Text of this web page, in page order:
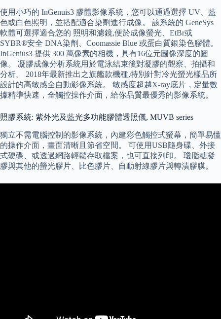
使用小巧的 InGenuis3 膠體影像系統，您可以通過選擇 UV、藍
色或白色照明，並搭配適合染劑進行成像。 該系統的 GeneSys
軟體可選擇適合您的 照明和濾鏡,便於成像螢光、EtBr或
SYBR®安全 DNA染劑、Coomassie Blue 或蛋白質銀染色膠體。
InGenius3 提供 300 萬像素的相機，具有16位元圖像深度的圖
像。 凝膠成像分析系統用於電泳結束後對凝膠的觀察、拍攝和
分析。 2018年最新推出之旗艦款機種,特別針對冷光螢光樣品所
設計的高敏感全自動影像系統。 敏感度超越X-ray底片，定量數
據精準快速，全觸控操作介面，給你品質最優秀的影像系統。
照膠系統: 紫外光及藍光多功能膠體透照儀, MUVB series
獨立不需電腦控制的影像系統，內建彩色觸控式螢幕，簡單易懂
的操作介面，畫面清晰且節省空間。 可使用USB隨身碟、外接
式硬碟、或透過網路輕鬆存取檔案，也可直接列印。 瓊脂糖凝
膠與其他的螢光膠片、比色膠片、自動射線膠片與轉漬膠膜。